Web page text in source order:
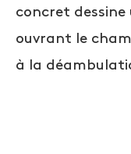
concret
ouvrant le
à la